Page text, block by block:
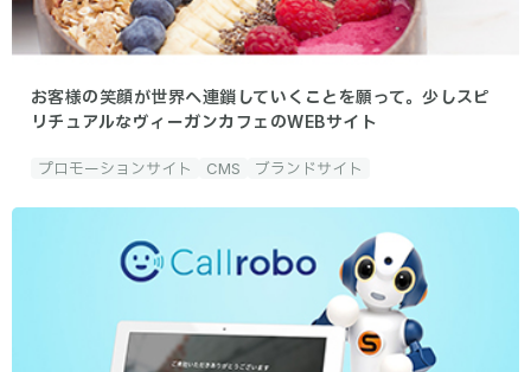
お客様の笑顔が世界へ連鎖していくことを願って。少しスピ
リチュアルなヴィーガンカフェのWEBサイト
プロモーションサイト CMS ブランドサイト